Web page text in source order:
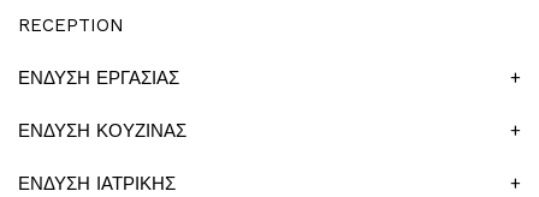
RECEPTION
ΕΝΔΥΣΗ ΕΡΓΑΣΙΑΣ +
ΕΝΔΥΣΗ ΚΟΥΖΙΝΑΣ +
ΕΝΔΥΣΗ ΙΑΤΡΙΚΗΣ +